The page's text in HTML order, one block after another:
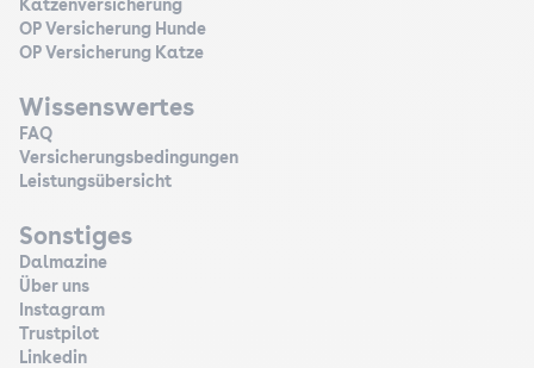
Katzenversicherung
OP Versicherung Hunde
OP Versicherung Katze
Wissenswertes
FAQ
Versicherungsbedingungen
Leistungsübersicht
Sonstiges
Dalmazine
Über uns
Instagram
Trustpilot
Linkedin